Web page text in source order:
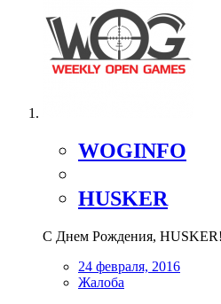
WOGINFO
HUSKER
С Днем Рождения, HUSKER!
24 февраля, 2016
Жалоба